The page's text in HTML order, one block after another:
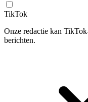
TikTok
Onze redactie kan
berichten.